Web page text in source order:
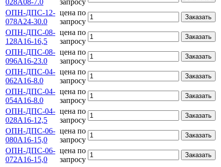
ОПН-ДПС-12-
078А24-30.0
цена по
запросу
Заказать
ОПН-ДПС-08-
128А16-16,5
цена по
запросу
Заказать
ОПН-ДПС-08-
096А16-23.0
цена по
запросу
Заказать
ОПН-ДПС-04-
062А16-8.0
цена по
запросу
Заказать
ОПН-ДПС-04-
054А16-8.0
цена по
запросу
Заказать
ОПН-ДПС-04-
028А16-12,5
цена по
запросу
Заказать
ОПН-ДПС-06-
080А16-15,0
цена по
запросу
Заказать
ОПН-ДПС-06-
072А16-15,0
цена по
запросу
Заказать